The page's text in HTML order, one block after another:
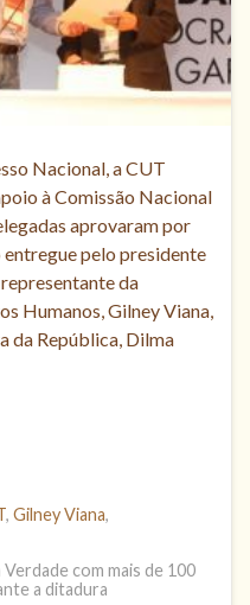
Nacional, a CUT
à Comissão Nacional
aprovaram por
pelo presidente
da
Humanos, Gilney Viana,
da República, Dilma
, Gilney Viana,
com mais de 100
a ditadura